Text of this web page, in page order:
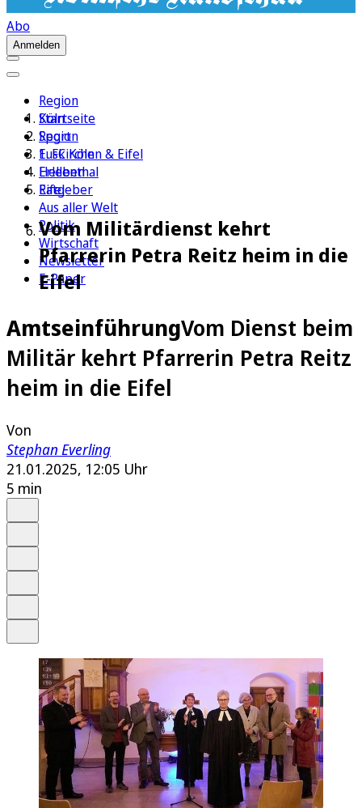
Abo
Anmelden
Region
Köln
Sport
1. FC Köln
Erleben
Ratgeber
Aus aller Welt
Politik
Wirtschaft
Newsletter
E-Paper
Startseite
Region
Euskirchen & Eifel
Hellenthal
Eifel
Vom Militärdienst kehrt
Pfarrerin Petra Reitz heim in die
Eifel
AmtseinführungVom Dienst beim
Militär kehrt Pfarrerin Petra Reitz
heim in die Eifel
Von
Stephan Everling
21.01.2025, 12:05 Uhr
5 min